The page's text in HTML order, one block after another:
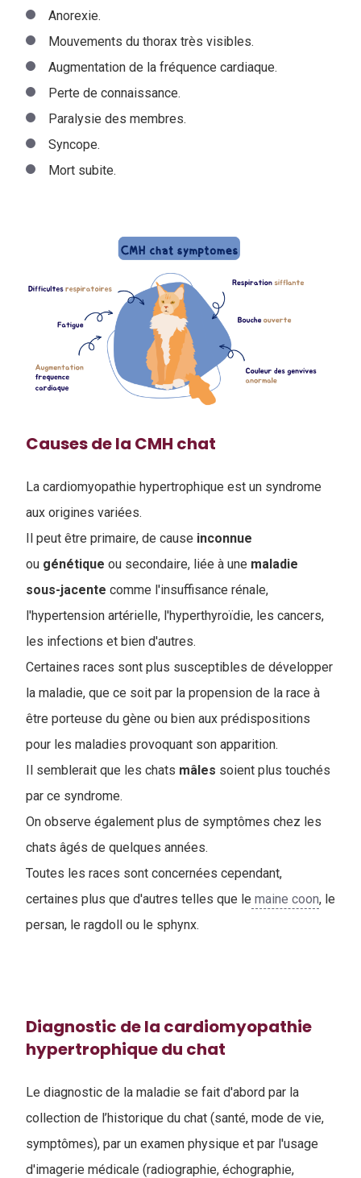
Anorexie.
Mouvements du thorax très visibles.
Augmentation de la fréquence cardiaque.
Perte de connaissance.
Paralysie des membres.
Syncope.
Mort subite.
Causes de la CMH chat
La cardiomyopathie hypertrophique est un syndrome
aux origines variées.
Il peut être primaire, de cause inconnue
ou génétique ou secondaire, liée à une maladie
sous-jacente comme l'insuffisance rénale,
l'hypertension artérielle, l'hyperthyroïdie, les cancers,
les infections et bien d'autres.
Certaines races sont plus susceptibles de développer
la maladie, que ce soit par la propension de la race à
être porteuse du gène ou bien aux prédispositions
pour les maladies provoquant son apparition.
Il semblerait que les chats mâles soient plus touchés
par ce syndrome.
On observe également plus de symptômes chez les
chats âgés de quelques années.
Toutes les races sont concernées cependant,
certaines plus que d'autres telles que le maine coon, le
persan, le ragdoll ou le sphynx.
Diagnostic de la cardiomyopathie
hypertrophique du chat
Le diagnostic de la maladie se fait d'abord par la
collection de l’historique du chat (santé, mode de vie,
symptômes), par un examen physique et par l'usage
d'imagerie médicale (radiographie, échographie,